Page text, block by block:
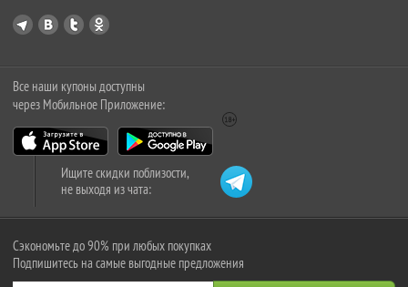
Все наши купоны доступны
через Мобильное Приложение:
Ищите скидки поблизости,
не выходя из чата:
Сэкономьте до 90% при любых покупках
Подпишитесь на самые выгодные предложения